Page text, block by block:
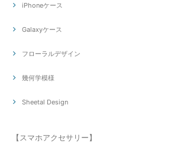
iPhoneケース
Galaxyケース
フローラルデザイン
幾何学模様
Sheetal Design
【スマホアクセサリー】